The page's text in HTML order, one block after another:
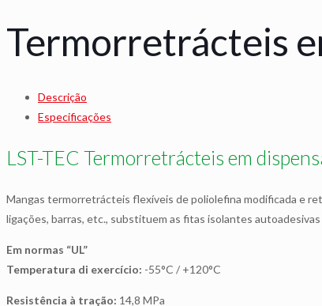
Termorretrácteis
Descrição
Especificações
LST-TEC Termorretrácteis em
Mangas termorretrácteis flexíveis de poliolefina modificada e
ligações, barras, etc., substituem as fitas isolantes
Em normas “UL”
Temperatura di exercício: -55°C / +120°C
Resistência à tração: 14,8 MPa